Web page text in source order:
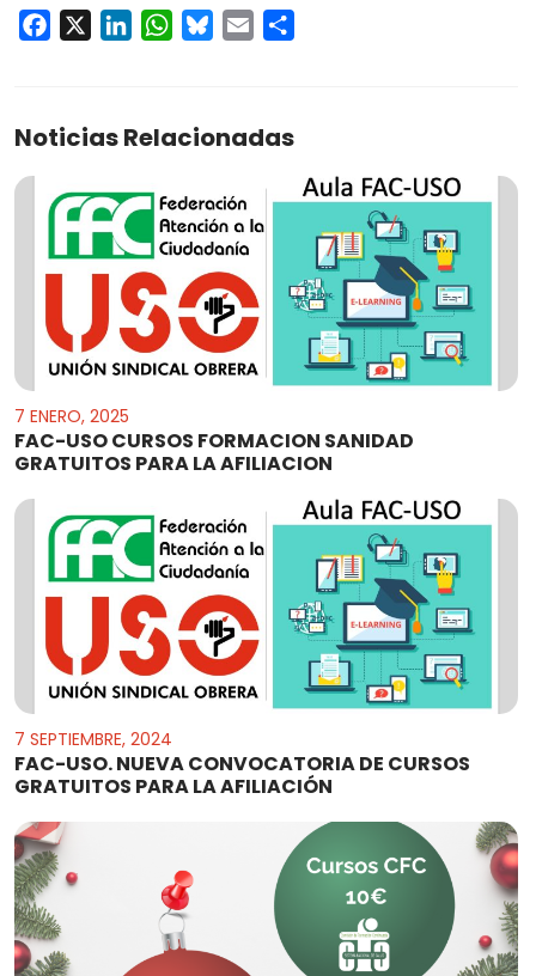
Facebook LinkedInWhatsApp
Bluesky
Email
Noticias Relacionadas
7 ENERO, 2025
FAC-USO CURSOS FORMACION SANIDAD
GRATUITOS PARA LA AFILIACION
7 SEPTIEMBRE, 2024
FAC-USO. NUEVA CONVOCATORIA DE CURSOS
GRATUITOS PARA LA AFILIACIÓN